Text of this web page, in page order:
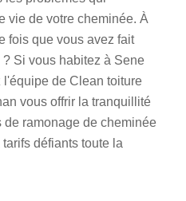
vie de votre cheminée. À
fois que vous avez fait
Si vous habitez à Sene
de Clean toiture
vous offrir la tranquillité
ramonage de cheminée
défiants toute la